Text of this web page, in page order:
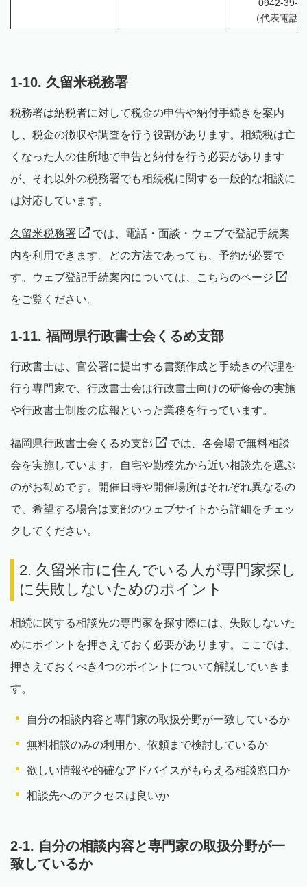
0942-39-
（代表電話
1-10. 久留米税務署
税務署は納税者に対して税金の申告や納付手続きを案内
し、税金の徴収や調査を行う役割があります。相続税は亡
くなった人の住所地で申告と納付を行う必要があります
が、それ以外の税務署でも相続税に関する一般的な相談に
は対応しています。
久留米税務署
では、電話・面談・ウェブで登記手続案
内を利用できます。どの方法であっても、予約が必要で
す。ウェブ登記手続案内については、
こちらのページ
をご覧ください。
1-11. 福岡県行政書士会くるめ支部
行政書士は、官公署に提出する書類作成と手続きの代理を
行う専門家で、行政書士会は行政書士向けの研修会の実施
や行政書士制度の広報といった業務を行っています。
福岡県行政書士会くるめ支部
では、各会場で無料相談
会を実施しています。自宅や勤務先から近い相談先を選ぶ
のがお勧めです。開催日時や開催場所はそれぞれ異なるの
で、希望する場合は支部のウェブサイトから詳細をチェッ
クしてください。
2. 久留米市に住んでいる人が専門家探し
に失敗しないためのポイント
相続に関する相談先の専門家を探す際には、失敗しないた
めにポイントを押さえておく必要があります。ここでは、
押さえておくべき4つのポイントについて解説していきま
す。
自分の相談内容と専門家の取扱分野が一致しているか
無料相談のみの利用か、依頼まで検討しているか
欲しい情報や的確なアドバイスがもらえる相談窓口か
相談先へのアクセスは良いか
2-1. 自分の相談内容と専門家の取扱分野が一
致しているか